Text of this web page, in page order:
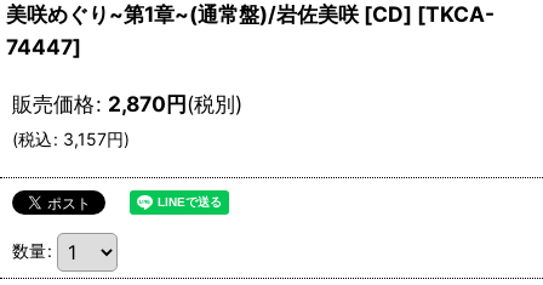
美咲めぐり~第1章~(通常盤)/岩佐美咲 [CD] [TKCA-
74447]
販売価格: 2,870円(税別)
(税込: 3,157円)
数量: